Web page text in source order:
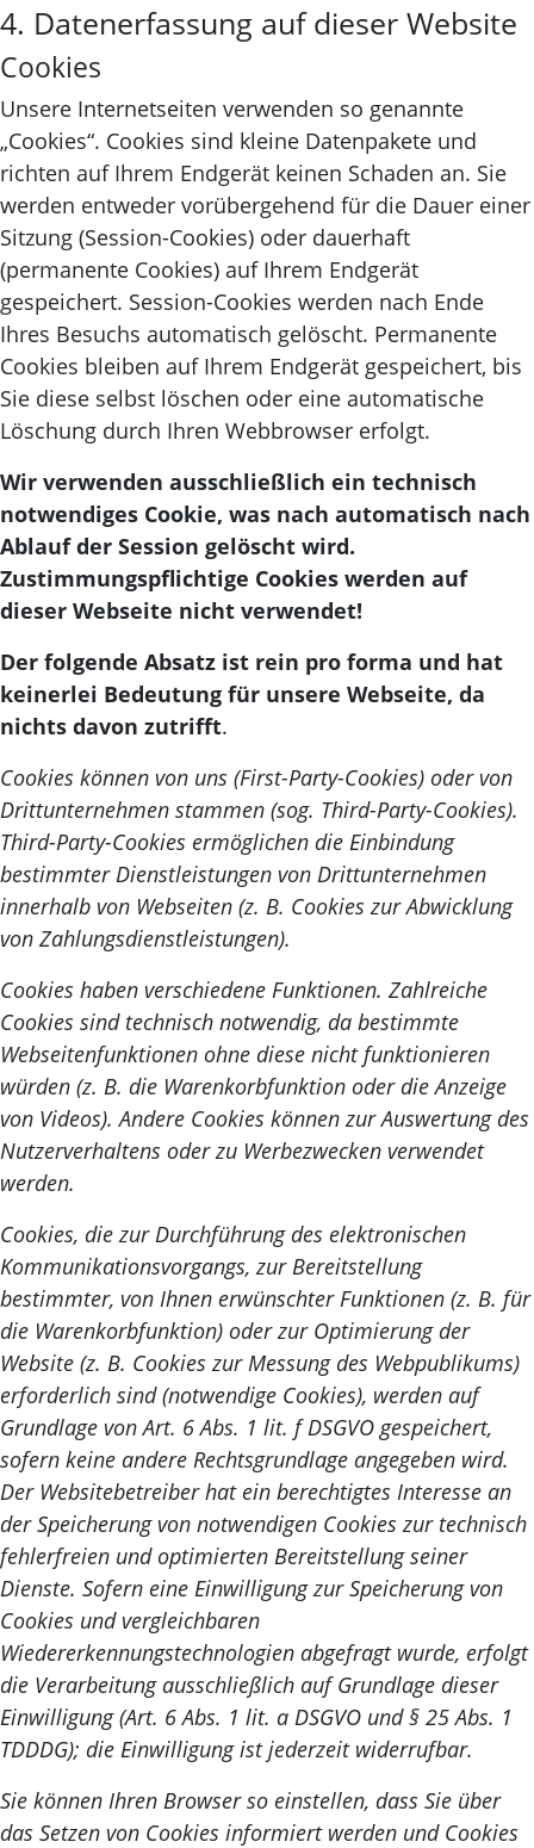
4. Datenerfassung auf dieser Website
Cookies
Unsere Internetseiten verwenden so genannte
„Cookies“. Cookies sind kleine Datenpakete und
richten auf Ihrem Endgerät keinen Schaden an. Sie
werden entweder vorübergehend für die Dauer einer
Sitzung (Session-Cookies) oder dauerhaft
(permanente Cookies) auf Ihrem Endgerät
gespeichert. Session-Cookies werden nach Ende
Ihres Besuchs automatisch gelöscht. Permanente
Cookies bleiben auf Ihrem Endgerät gespeichert, bis
Sie diese selbst löschen oder eine automatische
Löschung durch Ihren Webbrowser erfolgt.
Wir verwenden ausschließlich ein technisch
notwendiges Cookie, was nach automatisch nach
Ablauf der Session gelöscht wird.
Zustimmungspflichtige Cookies werden auf
dieser Webseite nicht verwendet!
Der folgende Absatz ist rein pro forma und hat
keinerlei Bedeutung für unsere Webseite, da
nichts davon zutrifft.
Cookies können von uns (First-Party-Cookies) oder von
Drittunternehmen stammen (sog. Third-Party-Cookies).
Third-Party-Cookies ermöglichen die Einbindung
bestimmter Dienstleistungen von Drittunternehmen
innerhalb von Webseiten (z. B. Cookies zur Abwicklung
von Zahlungsdienstleistungen).
Cookies haben verschiedene Funktionen. Zahlreiche
Cookies sind technisch notwendig, da bestimmte
Webseitenfunktionen ohne diese nicht funktionieren
würden (z. B. die Warenkorbfunktion oder die Anzeige
von Videos). Andere Cookies können zur Auswertung des
Nutzerverhaltens oder zu Werbezwecken verwendet
werden.
Cookies, die zur Durchführung des elektronischen
Kommunikationsvorgangs, zur Bereitstellung
bestimmter, von Ihnen erwünschter Funktionen (z. B. für
die Warenkorbfunktion) oder zur Optimierung der
Website (z. B. Cookies zur Messung des Webpublikums)
erforderlich sind (notwendige Cookies), werden auf
Grundlage von Art. 6 Abs. 1 lit. f DSGVO gespeichert,
sofern keine andere Rechtsgrundlage angegeben wird.
Der Websitebetreiber hat ein berechtigtes Interesse an
der Speicherung von notwendigen Cookies zur technisch
fehlerfreien und optimierten Bereitstellung seiner
Dienste. Sofern eine Einwilligung zur Speicherung von
Cookies und vergleichbaren
Wiedererkennungstechnologien abgefragt wurde, erfolgt
die Verarbeitung ausschließlich auf Grundlage dieser
Einwilligung (Art. 6 Abs. 1 lit. a DSGVO und § 25 Abs. 1
TDDDG); die Einwilligung ist jederzeit widerrufbar.
Sie können Ihren Browser so einstellen, dass Sie über
das Setzen von Cookies informiert werden und Cookies